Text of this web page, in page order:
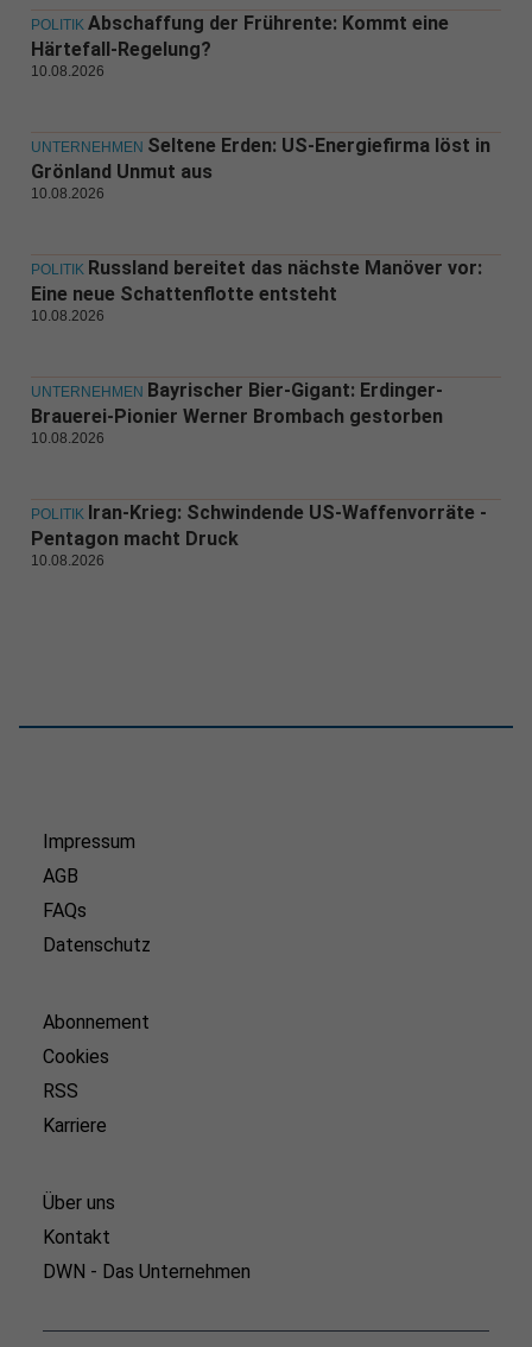
POLITIK Abschaffung der Frührente: Kommt eine
Härtefall-Regelung?
10.08.2026
UNTERNEHMEN Seltene Erden: US-Energiefirma löst in
Grönland Unmut aus
10.08.2026
POLITIK Russland bereitet das nächste Manöver vor:
Eine neue Schattenflotte entsteht
10.08.2026
UNTERNEHMEN Bayrischer Bier-Gigant: Erdinger-
Brauerei-Pionier Werner Brombach gestorben
10.08.2026
POLITIK Iran-Krieg: Schwindende US-Waffenvorräte -
Pentagon macht Druck
10.08.2026
Impressum
AGB
FAQs
Datenschutz
Abonnement
Cookies
RSS
Karriere
Über uns
Kontakt
DWN - Das Unternehmen